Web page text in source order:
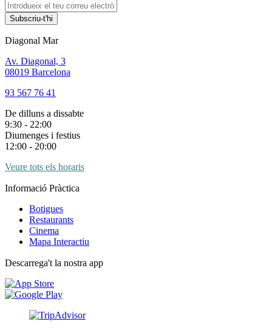
Subscriu-t'hi
Diagonal Mar
Av. Diagonal, 3
08019 Barcelona
93 567 76 41
De dilluns a dissabte
9:30 - 22:00
Diumenges i festius
12:00 - 20:00
Veure tots els horaris
Informació Pràctica
Botigues
Restaurants
Cinema
Mapa Interactiu
Descarrega't la nostra app